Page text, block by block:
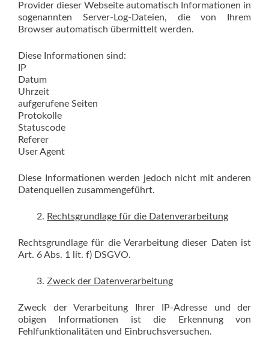
Provider dieser Webseite automatisch Informationen in
sogenannten Server-Log-Dateien, die von Ihrem
Browser automatisch übermittelt werden.
Diese Informationen sind:
IP
Datum
Uhrzeit
aufgerufene Seiten
Protokolle
Statuscode
Referer
User Agent
Diese Informationen werden jedoch nicht mit anderen
Datenquellen zusammengeführt.
Rechtsgrundlage für die Datenverarbeitung
Rechtsgrundlage für die Verarbeitung dieser Daten ist
Art. 6 Abs. 1 lit. f) DSGVO.
Zweck der Datenverarbeitung
Zweck der Verarbeitung Ihrer IP-Adresse und der
obigen Informationen ist die Erkennung von
Fehlfunktionalitäten und Einbruchsversuchen.